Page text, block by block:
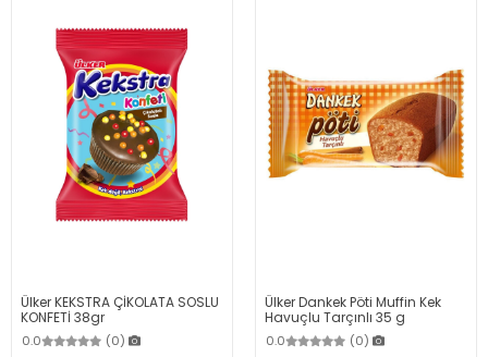
Ülker KEKSTRA ÇİKOLATA SOSLU
KONFETİ 38gr
0.0 (0)
Ülker Dankek Pöti Muffin Kek
Havuçlu Tarçınlı 35 g
0.0 (0)